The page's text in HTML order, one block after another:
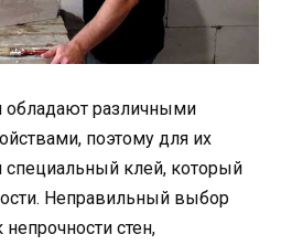
обладают различными
поэтому для их
специальный клей, который
Неправильный выбор
стен,